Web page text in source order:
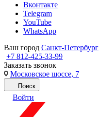
Вконтакте
Telegram
YouTube
WhatsApp
Ваш город Санкт-Петербург
+7 812-425-33-99
Заказать звонок
Московское шоссе, 7
Поиск
Войти